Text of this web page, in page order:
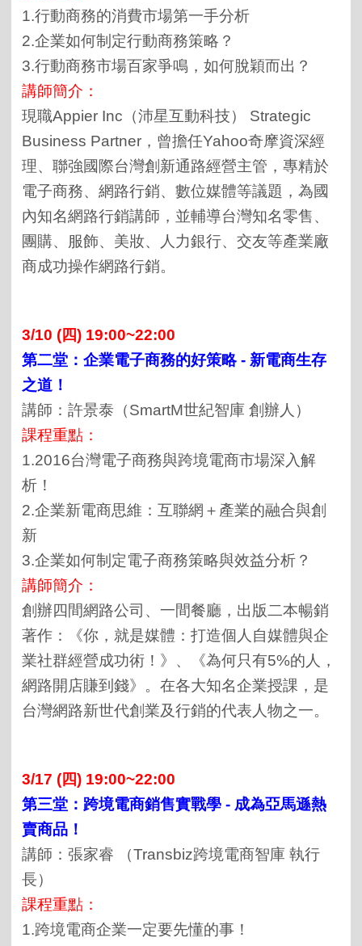
1.行動商務的消費市場第一手分析
2.企業如何制定行動商務策略？
3.行動商務市場百家爭鳴，如何脫穎而出？
講師簡介：
現職Appier Inc（沛星互動科技） Strategic
Business Partner，曾擔任Yahoo奇摩資深經
理、聯強國際台灣創新通路經營主管，專精於
電子商務、網路行銷、數位媒體等議題，為國
內知名網路行銷講師，並輔導台灣知名零售、
團購、服飾、美妝、人力銀行、交友等產業廠
商成功操作網路行銷。
3/10 (四) 19:00~22:00
第二堂：企業電子商務的好策略- 新電商生存
之道！
講師：許景泰（SmartM世紀智庫 創辦人）
課程重點：
1.2016台灣電子商務與跨境電商市場深入解
析！
2.企業新電商思維：互聯網＋產業的融合與創
新
3.企業如何制定電子商務策略與效益分析？
講師簡介：
創辦四間網路公司、一間餐廳，出版二本暢銷
著作：《你，就是媒體：打造個人自媒體與企
業社群經營成功術！》、《為何只有5%的人，
網路開店賺到錢》 。在各大知名企業授課，是
台灣網路新世代創業及行銷的代表人物之一。
3/17 (四) 19:00~22:00
第三堂：跨境電商銷售實戰學 - 成為亞馬遜熱
賣商品！
講師：張家睿 （Transbiz跨境電商智庫 執行
長）
課程重點：
1.跨境電商企業一定要先懂的事！